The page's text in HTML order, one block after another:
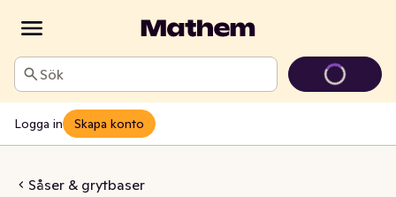
Sök
Logga in Skapa konto
Såser & grytbaser
Sauce Korma